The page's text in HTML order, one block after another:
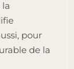
la
pour
de la